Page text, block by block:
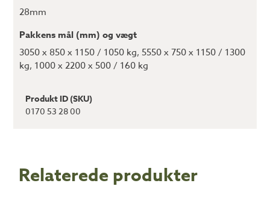
28mm
Pakkens mål (mm) og vægt
3050 x 850 x 1150 / 1050 kg, 5550 x 750 x 1150 / 1300
kg, 1000 x 2200 x 500 / 160 kg
Produkt ID (SKU)
0170 53 28 00
Relaterede produkter